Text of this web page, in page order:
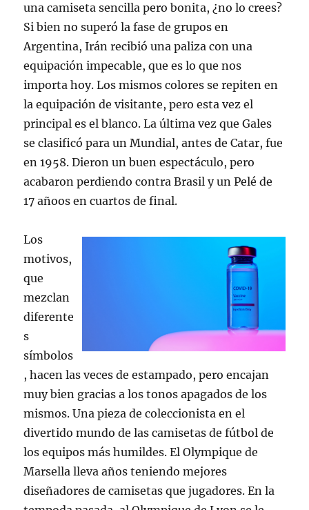
una camiseta sencilla pero bonita, ¿no lo crees?
Si bien no superó la fase de grupos en
Argentina, Irán recibió una paliza con una
equipación impecable, que es lo que nos
importa hoy. Los mismos colores se repiten en
la equipación de visitante, pero esta vez el
principal es el blanco. La última vez que Gales
se clasificó para un Mundial, antes de Catar, fue
en 1958. Dieron un buen espectáculo, pero
acabaron perdiendo contra Brasil y un Pelé de
17 añoos en cuartos de final.
Los
motivos,
que
mezclan
diferente
s
símbolos
, hacen las veces de estampado, pero encajan
muy bien gracias a los tonos apagados de los
mismos. Una pieza de coleccionista en el
divertido mundo de las camisetas de fútbol de
los equipos más humildes. El Olympique de
Marsella lleva años teniendo mejores
diseñadores de camisetas que jugadores. En la